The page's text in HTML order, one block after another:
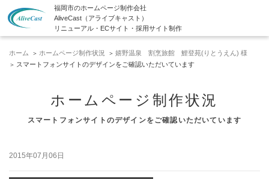
福岡市のホームページ制作会社
AliveCast（アライブキャスト）
リニューアル・ECサイト・採用サイト制作
ホーム ホームページ制作状況
嬉野温泉 割烹旅館 鯉登苑(りとうえん) 様
スマートフォンサイトのデザインをご確認いただいています
ホームページ制作状況
スマートフォンサイトのデザインをご確認いただいています
2015年07月06日